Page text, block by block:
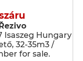
Isaszeg Hungary
32-35m3 /
for sale.